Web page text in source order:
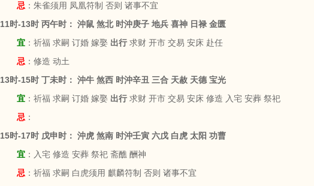
忌 ：朱雀须用 凤凰符制 否则 诸事不宜
11时-13时 丙午时： 沖鼠 煞北 时沖庚子 地兵 喜神 日禄 金匮
宜 ：祈福 求嗣 订婚 嫁娶 出行 求财 开市 交易 安床 赴任
忌 ：修造 动土
13时-15时 丁未时： 沖牛 煞西 时沖辛丑 三合 天赦 天德 宝光
宜 ：祈福 求嗣 订婚 嫁娶 出行 求财 开市 交易 安床 修造 入宅 安葬 祭祀
忌 ：
15时-17时 戊申时： 沖虎 煞南 时沖壬寅 六戊 白虎 太阳 功曹
宜 ：入宅 修造 安葬 祭祀 斋醮 酬神
忌 ：祈福 求嗣 白虎须用 麒麟符制 否则 诸事不宜